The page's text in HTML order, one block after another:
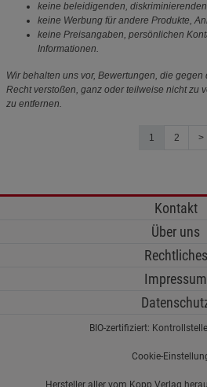
keine beleidigenden,
keine Werbung für andere Produkte,
keine Preisangaben, persönlichen
Informationen.
Wir behalten uns vor, Bewertungen, die
Recht verstoßen, ganz oder teilweise nicht zu
zu entfernen.
1 2 >
Kontakt
Über uns
Rechtliches
Impressum
BIO-zertifiziert:
Cookie-